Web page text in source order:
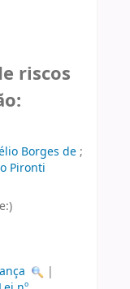
riscos
Borges de;
Pironti
|